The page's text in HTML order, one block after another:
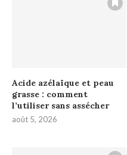
Acide azélaïque et peau
grasse : comment
l’utiliser sans assécher
août 5, 2026